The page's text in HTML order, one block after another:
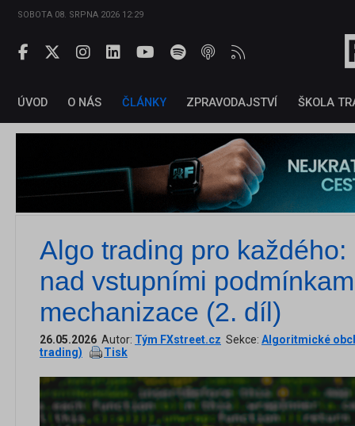
SOBOTA 08. SRPNA 2026 12:29
ÚVOD O NÁS ČLÁNKY ZPRAVODAJSTVÍ ŠKOLA
Algo trading pro
nad vstupními
mechanizace (2. díl)
26.05.2026 Autor: Tým FXstreet.cz Sekce: Algoritmické
trading)
Tisk